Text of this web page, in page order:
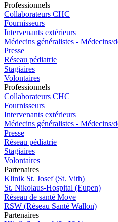
Professionnels
Collaborateurs CHC
Fournisseurs
Intervenants extérieurs
Médecins généralistes - Médecins/
Presse
Réseau pédiatrie
Stagiaires
Volontaires
Professionnels
Collaborateurs CHC
Fournisseurs
Intervenants extérieurs
Médecins généralistes - Médecins/
Presse
Réseau pédiatrie
Stagiaires
Volontaires
Partenaires
Klinik St. Josef (St. Vith)
St. Nikolaus-Hospital (Eupen)
Réseau de santé Move
RSW (Réseau Santé Wallon)
Partenaires